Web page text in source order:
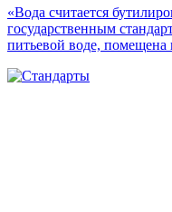
«Вода считается
государственным
питьевой воде, помещена